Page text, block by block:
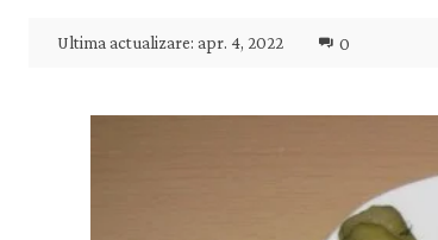
Ultima actualizare: apr. 4, 2022 0